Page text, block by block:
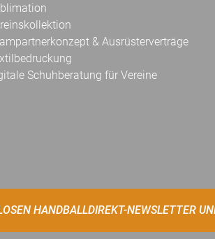
& Ausrüsterverträge
Schuhberatung für Vereine
HANDBALLDIREKT-NEWSLETTER